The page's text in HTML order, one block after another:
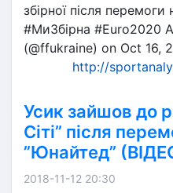
збірної після
#МиЗбірна #Euro2020
(@ffukraine) on Oct 16,
http://
Усик зайшов до
Сіті” після
”Юнайтед”
2018-11-12 20:30